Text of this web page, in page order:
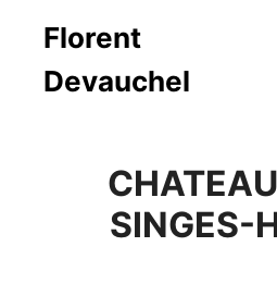
Florent
Devauchel
SINGES-